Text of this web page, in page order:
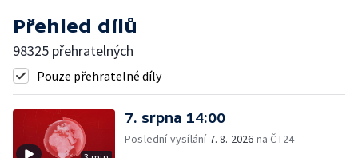
Přehled dílů
98325 přehratelných
Pouze přehratelné díly
7. srpna 14:00
Poslední vysílání 7. 8. 2026 na ČT24